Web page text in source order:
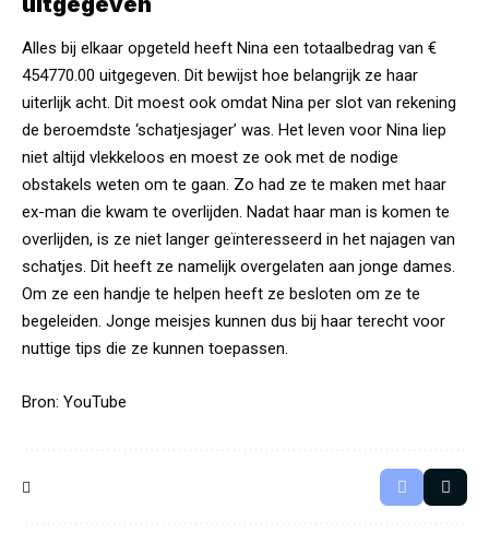
Alles bij elkaar opgeteld heeft Nina een totaalbedrag van €
454770.00 uitgegeven. Dit bewijst hoe belangrijk ze haar
uiterlijk acht. Dit moest ook omdat Nina per slot van rekening
de beroemdste ‘schatjesjager’ was. Het leven voor Nina liep
niet altijd vlekkeloos en moest ze ook met de nodige
obstakels weten om te gaan. Zo had ze te maken met haar
ex-man die kwam te overlijden. Nadat haar man is komen te
overlijden, is ze niet langer geïnteresseerd in het najagen van
schatjes. Dit heeft ze namelijk overgelaten aan jonge dames.
Om ze een handje te helpen heeft ze besloten om ze te
begeleiden. Jonge meisjes kunnen dus bij haar terecht voor
nuttige tips die ze kunnen toepassen.
Bron: YouTube